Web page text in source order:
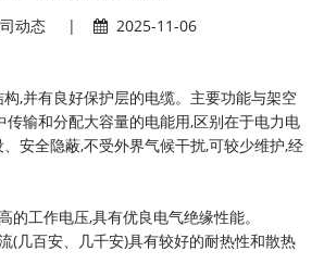
动态 | 2025-11-06
,并有良好保护层的电缆。主要功能与架空
传输和分配大容量的电能用,区别在于电力电
安全隐蔽,不受外界气候干扰,可较少维护,经
的工作电压,具有优良电气绝缘性能。
(几百安、几千安)具有较好的耐热性和散热